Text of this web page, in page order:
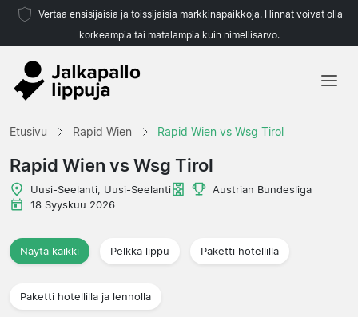
Vertaa ensisijaisia ja toissijaisia markkinapaikkoja. Hinnat voivat olla
korkeampia tai matalampia kuin nimellisarvo.
Liigat
Etusivu Rapid Wien Rapid Wien vs Wsg Tirol
Rapid Wien vs Wsg Tirol
Uusi-Seelanti, Uusi-Seelanti
Austrian Bundesliga
18 Syyskuu 2026
Näytä kaikki Pelkkä lippu Paketti hotellilla
Paketti hotellilla ja lennolla